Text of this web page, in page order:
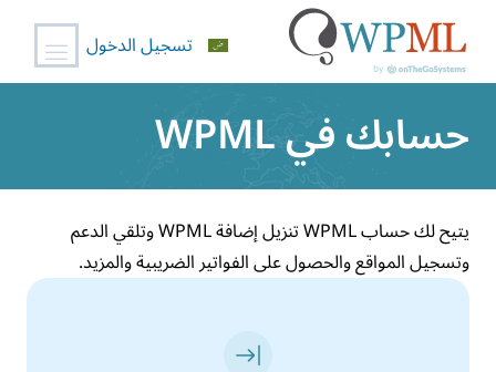
تسجيل الدخول
حسابك في WPML
يتيح لك حساب WPML تنزيل إضافة WPML وتلقي الدعم
وتسجيل المواقع والحصول على الفواتير الضريبية والمزيد.